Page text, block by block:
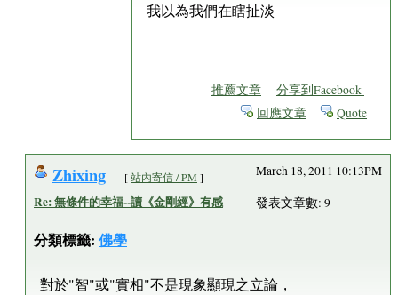
我以為我們在瞎扯淡
推薦文章
分享到Facebook
回應文章
Quote
Zhixing [站內寄信 / PM ]
Re: 無條件的幸福--讀《金剛經》有感
分類標籤: 佛學
March 18, 2011 10:13PM
發表文章數: 9
對於"智"或"實相"不是現象顯現之立論，